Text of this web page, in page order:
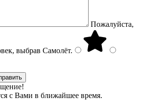
Пожалуйста,
выбрав Самолёт.
с Вами в ближайшее время.